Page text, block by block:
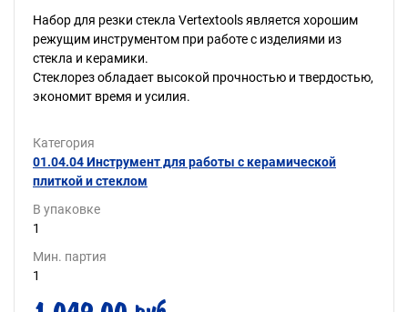
Набор для резки стекла Vertextools является хорошим
режущим инструментом при работе с изделиями из
стекла и керамики.
Стеклорез обладает высокой прочностью и твердостью,
экономит время и усилия.
Категория
01.04.04 Инструмент для работы с керамической
плиткой и стеклом
В упаковке
1
Мин. партия
1